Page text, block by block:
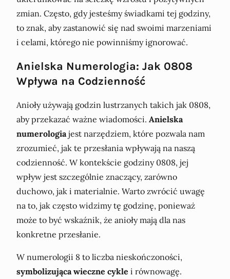
zmian. Często, gdy jesteśmy świadkami tej godziny,
to znak, aby zastanowić się nad swoimi marzeniami
i celami, którego nie powinniśmy ignorować.
Anielska Numerologia: Jak 0808
Wpływa na Codzienność
Anioły używają godzin lustrzanych takich jak 0808,
aby przekazać ważne wiadomości. Anielska
numerologiajest narzędziem, które pozwala nam
zrozumieć, jak te przesłania wpływają na naszą
codzienność. W kontekście godziny 0808, jej
wpływ jest szczególnie znaczący, zarówno
duchowo, jak i materialnie. Warto zwrócić uwagę
na to, jak często widzimy tę godzinę, ponieważ
może to być wskaźnik, że anioły mają dla nas
konkretne przesłanie.
W numerologii 8 to liczba nieskończoności,
symbolizująca wieczne cykle i równowagę.